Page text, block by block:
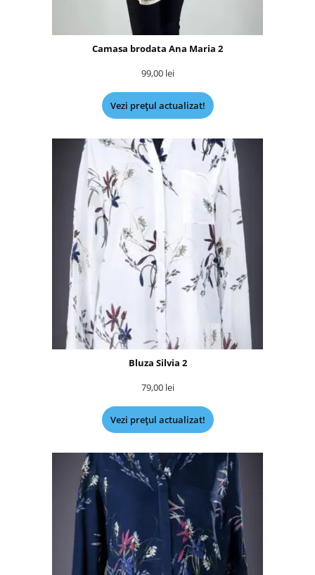
Camasa brodata Ana Maria 2
99,00 lei
Vezi prețul actualizat!
Bluza Silvia 2
79,00 lei
Vezi prețul actualizat!